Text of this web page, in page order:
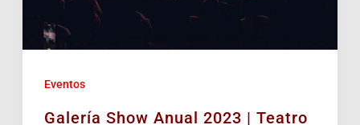
Eventos
Galería Show Anual 2023 | Teatro